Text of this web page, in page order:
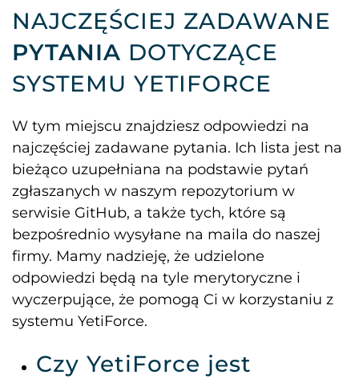
NAJCZĘŚCIEJ ZADAWANE
PYTANIA DOTYCZĄCE
SYSTEMU YETIFORCE
W tym miejscu znajdziesz odpowiedzi na
najczęściej zadawane pytania. Ich lista jest na
bieżąco uzupełniana na podstawie pytań
zgłaszanych w naszym repozytorium w
serwisie GitHub, a także tych, które są
bezpośrednio wysyłane na maila do naszej
firmy. Mamy nadzieję, że udzielone
odpowiedzi będą na tyle merytoryczne i
wyczerpujące, że pomogą Ci w korzystaniu z
systemu YetiForce.
Czy YetiForce jest